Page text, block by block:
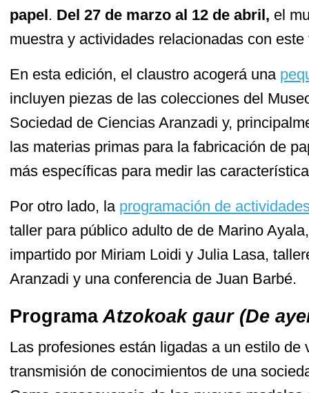
papel. Del 27 de marzo al 12 de abril, el
muestra y actividades relacionadas con este
En esta edición, el claustro acogerá una
incluyen piezas de las colecciones del
Sociedad de Ciencias Aranzadi y,
las materias primas para la fabricación de
más específicas para medir las
Por otro lado, la programación de
taller para público adulto de de Marino
impartido por Miriam Loidi y Julia Lasa,
Aranzadi y una conferencia de Juan Barbé.
ProgramaAtzokoak gaur (De
Las profesiones están ligadas a un estilo de
transmisión de conocimientos de una